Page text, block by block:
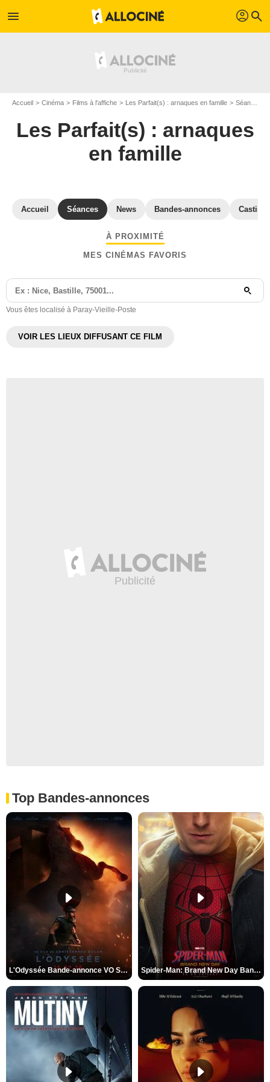
menu profil search
Accueil Cinéma Films à l'affiche Les Parfait(s) : arnaques en famille Séances "Les Parfait(s) : arnaques en famille" Essonne
Les Parfait(s) : arnaques
en famille
Accueil Séances News Bandes-annonces Casting
À PROXIMITÉ
MES CINÉMAS FAVORIS
Vous êtes localisé à Paray-Vieille-Poste
VOIR LES LIEUX DIFFUSANT CE FILM
Top Bandes-annonces
L'Odyssée Bande-annonce VO STFR Spider-Man: Brand New Day Bande-annonce VO STFR